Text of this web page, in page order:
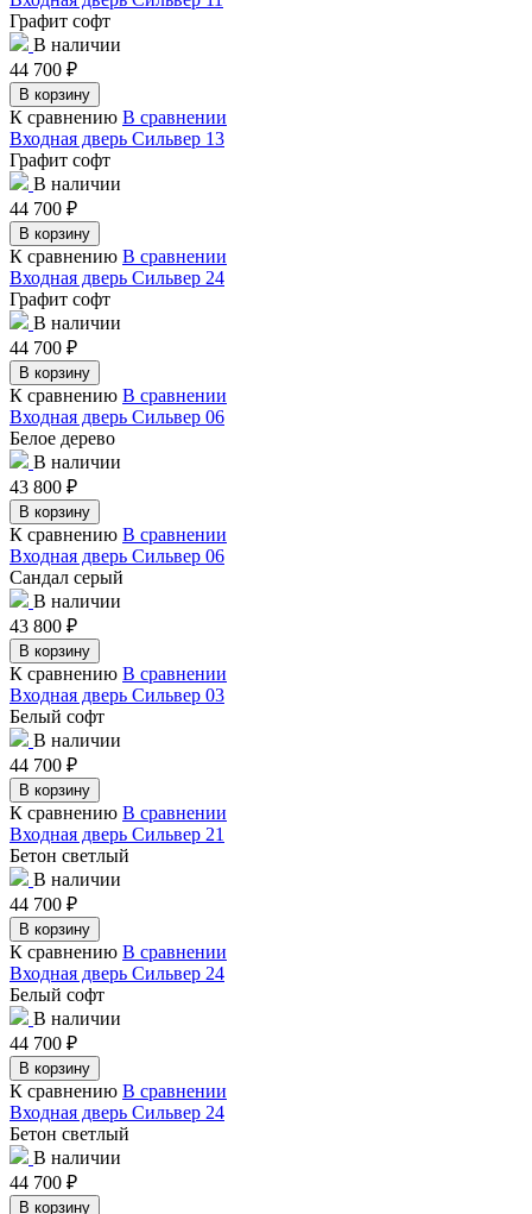
Графит софт
В наличии
44 700 ₽
В корзину
К сравнению В сравнении
Входная дверь Сильвер 13
Графит софт
В наличии
44 700 ₽
В корзину
К сравнению В сравнении
Входная дверь Сильвер 24
Графит софт
В наличии
44 700 ₽
В корзину
К сравнению В сравнении
Входная дверь Сильвер 06
Белое дерево
В наличии
43 800 ₽
В корзину
К сравнению В сравнении
Входная дверь Сильвер 06
Сандал серый
В наличии
43 800 ₽
В корзину
К сравнению В сравнении
Входная дверь Сильвер 03
Белый софт
В наличии
44 700 ₽
В корзину
К сравнению В сравнении
Входная дверь Сильвер 21
Бетон светлый
В наличии
44 700 ₽
В корзину
К сравнению В сравнении
Входная дверь Сильвер 24
Белый софт
В наличии
44 700 ₽
В корзину
К сравнению В сравнении
Входная дверь Сильвер 24
Бетон светлый
В наличии
44 700 ₽
В корзину